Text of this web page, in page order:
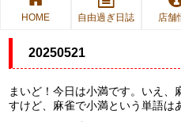
HOME 自由過ぎ日誌 店舗
20250521
まいど！今日は小満です。いえ
すけど、麻雀で小満という単語は